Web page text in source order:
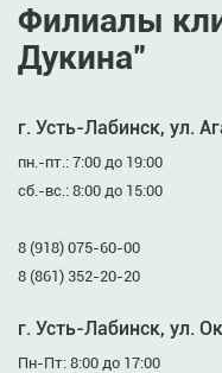
Филиалы
Дукина”
г. Усть-Лабинск, ул.
пн.-пт.: 7:00 до 19:00
сб.-вс.: 8:00 до 15:00
8 (918) 075-60-00
8 (861) 352-20-20
г. Усть-Лабинск, ул.
Пн-Пт: 8:00 до 17:00